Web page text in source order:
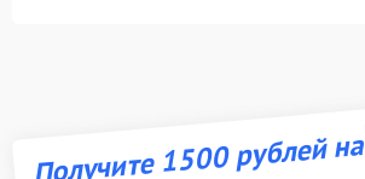
Получите 1500 рублей на